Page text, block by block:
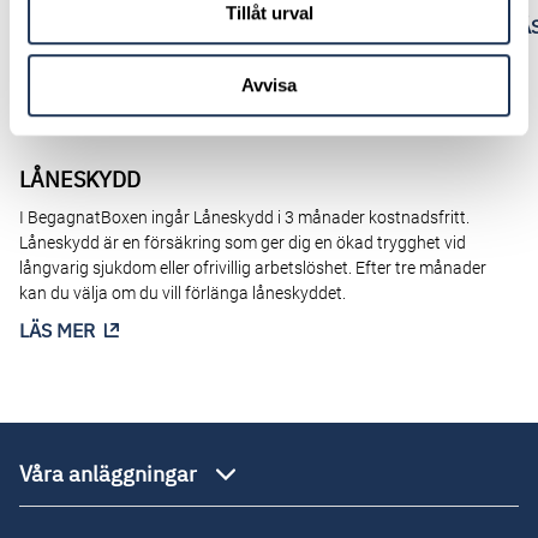
Tillåt urval
Avvisa
LÅNESKYDD
I BegagnatBoxen ingår Låneskydd i 3 månader kostnadsfritt.
Låneskydd är en försäkring som ger dig en ökad trygghet vid
långvarig sjukdom eller ofrivillig arbetslöshet. Efter tre månader
kan du välja om du vill förlänga låneskyddet.
LÄS MER
Våra anläggningar